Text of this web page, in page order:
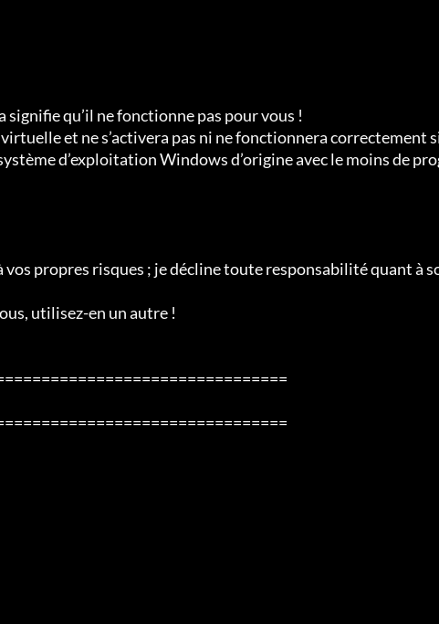
signifie qu’il ne fonctionne pas pour vous !
et ne s’activera pas ni ne fonctionnera correctement
d’exploitation Windows d’origine avec le moins de
propres risques ; je décline toute responsabilité quant à
utilisez-en un autre !